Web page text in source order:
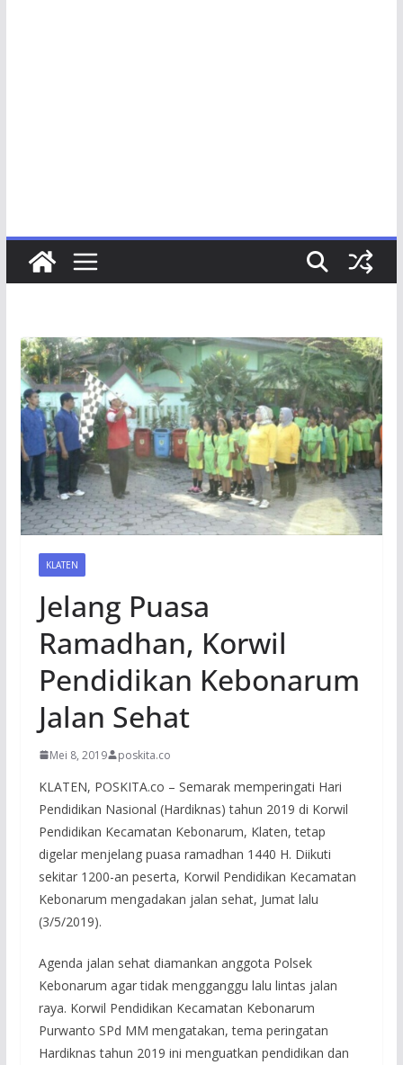
KLATEN
Jelang Puasa
Ramadhan, Korwil
Pendidikan Kebonarum
Jalan Sehat
Mei 8, 2019 poskita.co
KLATEN, POSKITA.co – Semarak memperingati Hari
Pendidikan Nasional (Hardiknas) tahun 2019 di Korwil
Pendidikan Kecamatan Kebonarum, Klaten, tetap
digelar menjelang puasa ramadhan 1440 H. Diikuti
sekitar 1200-an peserta, Korwil Pendidikan Kecamatan
Kebonarum mengadakan jalan sehat, Jumat lalu
(3/5/2019).
Agenda jalan sehat diamankan anggota Polsek
Kebonarum agar tidak mengganggu lalu lintas jalan
raya. Korwil Pendidikan Kecamatan Kebonarum
Purwanto SPd MM mengatakan, tema peringatan
Hardiknas tahun 2019 ini menguatkan pendidikan dan